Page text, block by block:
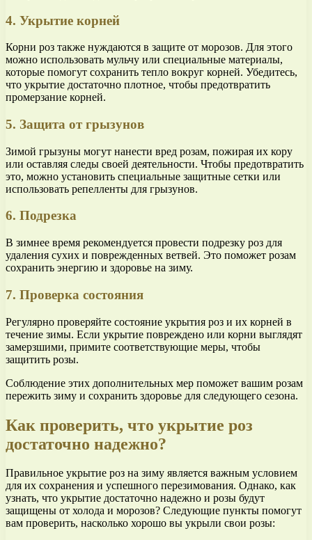
4. Укрытие корней
Корни роз также нуждаются в защите от морозов. Для этого
можно использовать мульчу или специальные материалы,
которые помогут сохранить тепло вокруг корней. Убедитесь,
что укрытие достаточно плотное, чтобы предотвратить
промерзание корней.
5. Защита от грызунов
Зимой грызуны могут нанести вред розам, пожирая их кору
или оставляя следы своей деятельности. Чтобы предотвратить
это, можно установить специальные защитные сетки или
использовать репелленты для грызунов.
6. Подрезка
В зимнее время рекомендуется провести подрезку роз для
удаления сухих и поврежденных ветвей. Это поможет розам
сохранить энергию и здоровье на зиму.
7. Проверка состояния
Регулярно проверяйте состояние укрытия роз и их корней в
течение зимы. Если укрытие повреждено или корни выглядят
замерзшими, примите соответствующие меры, чтобы
защитить розы.
Соблюдение этих дополнительных мер поможет вашим розам
пережить зиму и сохранить здоровье для следующего сезона.
Как проверить, что укрытие роз
достаточно надежно?
Правильное укрытие роз на зиму является важным условием
для их сохранения и успешного перезимования. Однако, как
узнать, что укрытие достаточно надежно и розы будут
защищены от холода и морозов? Следующие пункты помогут
вам проверить, насколько хорошо вы укрыли свои розы: